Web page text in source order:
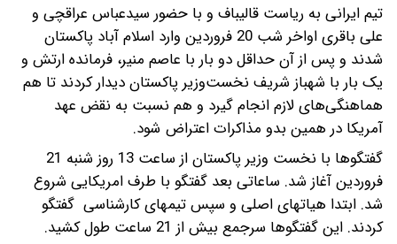
تیم ایرانی به ریاست قالیباف و با حضور سیدعباس عراقچی و
علی باقری اواخر شب 20 فروردین وارد اسلام آباد پاکستان
شدند و پس از آن حداقل دو بار با عاصم منیر، فرمانده ارتش و
یک بار با شهباز شریف نخست‌وزیر پاکستان دیدار کردند تا هم
هماهنگی‌های لازم انجام گیرد و هم نسبت به نقض عهد
آمریکا در همین بدو مذاکرات اعتراض شود.
گفتگوها با نخست وزیر پاکستان از ساعت 13 روز شنبه 21
فروردین آغاز شد. ساعاتی بعد گفتگو با طرف امریکایی شروع
شد. ابتدا هیاتهای اصلی و سپس تیمهای کارشناسی گفتگو
کردند. این گفتگوها سرجمع بیش از 21 ساعت طول کشید.